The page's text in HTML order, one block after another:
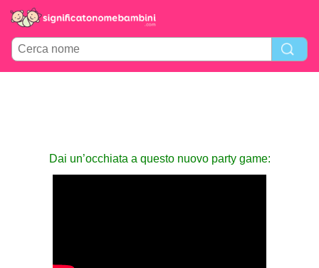
Dai un’occhiata a questo nuovo party game: